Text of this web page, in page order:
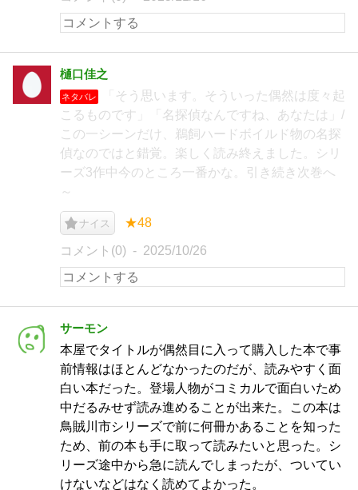
樋口佳之
ネタバレ
「そう思います。そういった偶然は度々起
こるものです」「名探偵なんですね、あなたは」/
この一シーンだけ、鵜飼ハードボイルド物の名探
偵なのではと錯覚。楽しく読み終えました。シリ
ーズ3作中今のところ一番かな。引き続き次巻へ
～
ナイス ★48
コメント(0) 2025/10/26
サーモン
本屋でタイトルが偶然目に入って購入した本で事
前情報はほとんどなかったのだが、読みやすく面
白い本だった。登場人物がコミカルで面白いため
中だるみせず読み進めることが出来た。この本は
鳥賊川市シリーズで前に何冊かあることを知った
ため、前の本も手に取って読みたいと思った。シ
リーズ途中から急に読んでしまったが、ついてい
けないなどはなく読めてよかった。